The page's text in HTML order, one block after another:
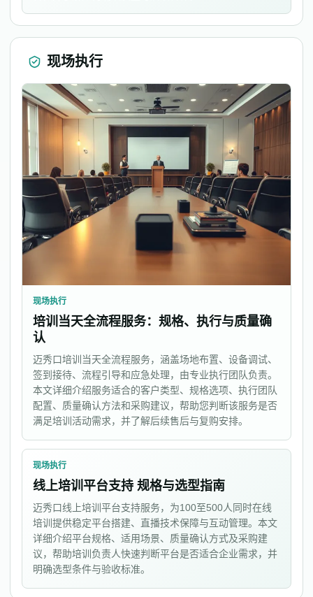
现场执行
现场执行
培训当天全流程服务：规格、执行与质量确
认
迈秀口培训当天全流程服务，涵盖场地布置、设备调试、
签到接待、流程引导和应急处理，由专业执行团队负责。
本文详细介绍服务适合的客户类型、规格选项、执行团队
配置、质量确认方法和采购建议，帮助您判断该服务是否
满足培训活动需求，并了解后续售后与复购安排。
现场执行
线上培训平台支持 规格与选型指南
迈秀口线上培训平台支持服务，为100至500人同时在线
培训提供稳定平台搭建、直播技术保障与互动管理。本文
详细介绍平台规格、适用场景、质量确认方式及采购建
议，帮助培训负责人快速判断平台是否适合企业需求，并
明确选型条件与验收标准。